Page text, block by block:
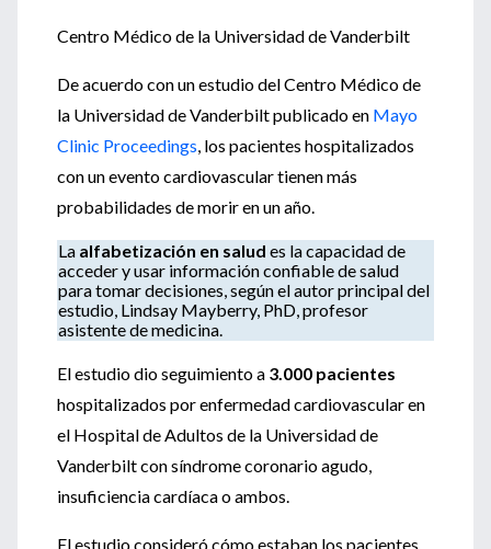
Centro Médico de la Universidad de Vanderbilt
De acuerdo con un estudio del Centro Médico de
la Universidad de Vanderbilt publicado en Mayo
Clinic Proceedings, los pacientes hospitalizados
con un evento cardiovascular tienen más
probabilidades de morir en un año.
La alfabetización en salud es la capacidad de
acceder y usar información confiable de salud
para tomar decisiones, según el autor principal del
estudio, Lindsay Mayberry, PhD, profesor
asistente de medicina.
El estudio dio seguimiento a 3.000 pacientes
hospitalizados por enfermedad cardiovascular en
el Hospital de Adultos de la Universidad de
Vanderbilt con síndrome coronario agudo,
insuficiencia cardíaca o ambos.
El estudio consideró cómo estaban los pacientes